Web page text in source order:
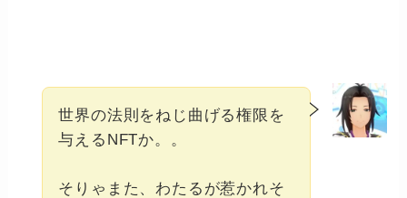
世界の法則をねじ曲げる権限を
与えるNFTか。。
そりゃまた、わたるが惹かれそ